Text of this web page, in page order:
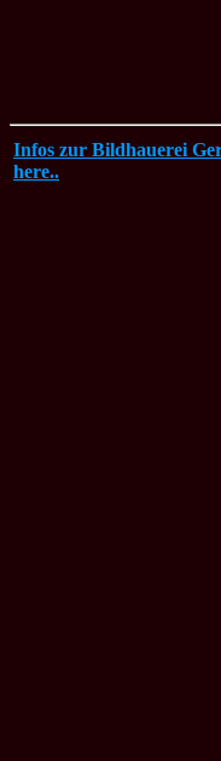
Infos zur Bildhauerei
here..